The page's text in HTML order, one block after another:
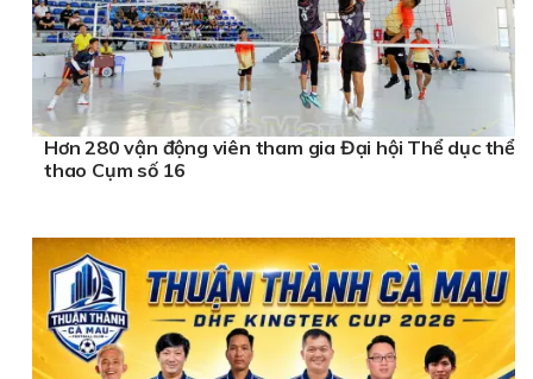
Hơn 280 vận động viên tham gia Đại hội Thể dục thể
thao Cụm số 16